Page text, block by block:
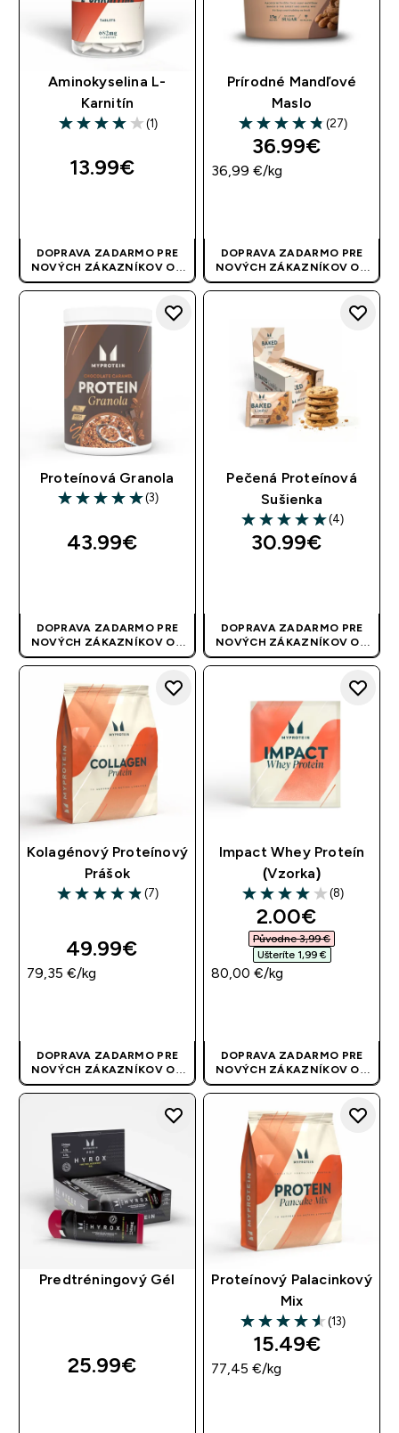
Aminokyselina L-
Karnitín
4 out of 5 stars
(1)
13.99€‎
DOPRAVA ZADARMO PRE
NOVÝCH ZÁKAZNÍKOV OD
40 EUR| AKCIA SA APLIKUJE
Prírodné Mandľové
Maslo
4.81 out of 5 stars
(27)
36.99€‎
36,99 €‎/kg
DOPRAVA ZADARMO PRE
NOVÝCH ZÁKAZNÍKOV OD
40 EUR| AKCIA SA APLIKUJE
Proteínová Granola
5 out of 5 stars
(3)
43.99€‎
DOPRAVA ZADARMO PRE
NOVÝCH ZÁKAZNÍKOV OD
40 EUR| AKCIA SA APLIKUJE
AUTOMATICKY
Pečená Proteínová
Sušienka
5 out of 5 stars
(4)
30.99€‎
DOPRAVA ZADARMO PRE
NOVÝCH ZÁKAZNÍKOV OD
40 EUR| AKCIA SA APLIKUJE
AUTOMATICKY
Kolagénový Proteínový
Prášok
4.86 out of 5 stars
(7)
49.99€‎
79,35 €‎/kg
DOPRAVA ZADARMO PRE
NOVÝCH ZÁKAZNÍKOV OD
40 EUR| AKCIA SA APLIKUJE
AUTOMATICKY
Impact Whey Proteín
(Vzorka)
4 out of 5 stars
(8)
discounted
2.00€‎
Původne 3,99 €‎
Ušteríte 1,99 €‎
80,00 €‎/kg
DOPRAVA ZADARMO PRE
NOVÝCH ZÁKAZNÍKOV OD
40 EUR| AKCIA SA APLIKUJE
AUTOMATICKY
Predtréningový Gél
25.99€‎
Proteínový Palacinkový
Mix
4.54 out of 5 stars
(13)
15.49€‎
77,45 €‎/kg